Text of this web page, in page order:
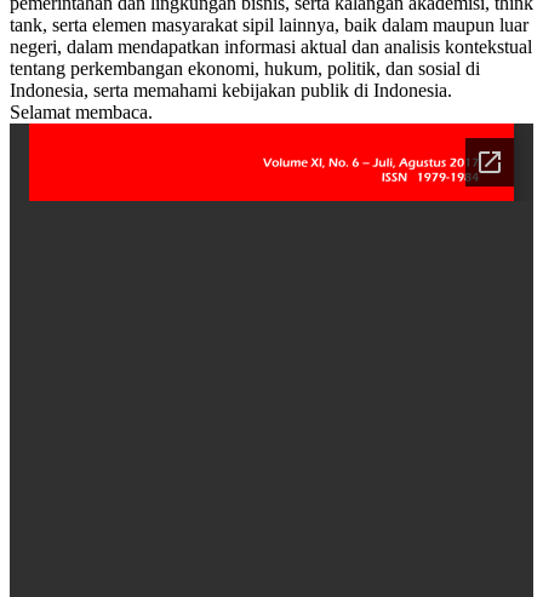
tank, serta elemen masyarakat sipil lainnya, baik dalam maupun luar
negeri, dalam mendapatkan informasi aktual dan analisis kontekstual
tentang perkembangan ekonomi, hukum, politik, dan sosial di
Indonesia, serta memahami kebijakan publik di Indonesia.
Selamat membaca.